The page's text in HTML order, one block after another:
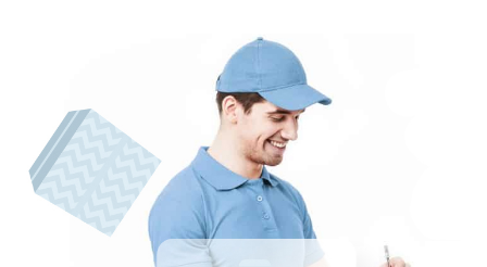
2000 руб.
Заказать
Замена микропереключателей
2000 руб.
Заказать
Замена микросхемы зарядки